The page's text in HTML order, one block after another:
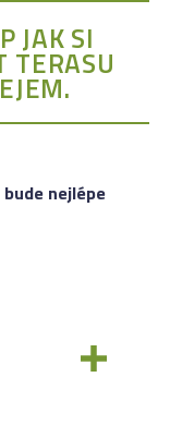
JAK SI
TERASU
nejlépe